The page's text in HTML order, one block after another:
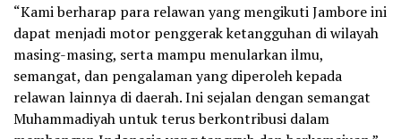
“Kami berharap para relawan yang mengikuti Jambore ini
dapat menjadi motor penggerak ketangguhan di wilayah
masing-masing, serta mampu menularkan ilmu,
semangat, dan pengalaman yang diperoleh kepada
relawan lainnya di daerah. Ini sejalan dengan semangat
Muhammadiyah untuk terus berkontribusi dalam